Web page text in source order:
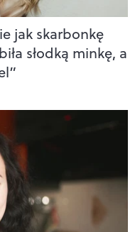
jak skarbonkę
słodką minkę, a